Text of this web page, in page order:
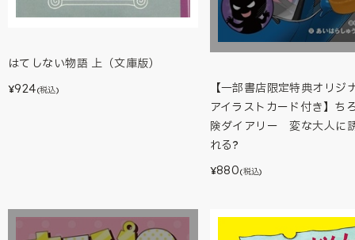
はてしない物語 上（文庫版）
¥924(税込)
【一部書店限定特典オリジ
アイラストカード付き】ち
険ダイアリー 変な大人に
れる?
¥880(税込)